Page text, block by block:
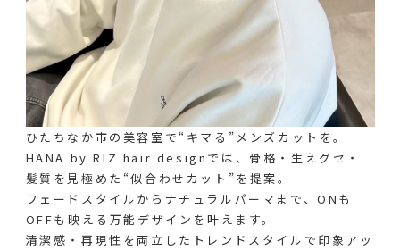
ひたちなか市の美容室で“キマる”メンズカットを。
HANA by RIZ hair designでは、骨格・生えグセ・
髪質を見極めた“似合わせカット”を提案。
フェードスタイルからナチュラルパーマまで、ONも
OFFも映える万能デザインを叶えます。
清潔感・再現性を両立したトレンドスタイルで印象アッ